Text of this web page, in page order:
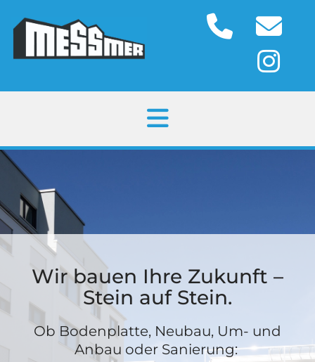
Wir bauen Ihre Zukunft –
Stein auf Stein.
Ob Bodenplatte, Neubau, Um- und
Anbau oder Sanierung: